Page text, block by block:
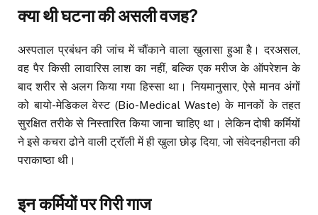
क्या थी घटना की असली वजह?
अस्पताल प्रबंधन की जांच में चौंकाने वाला खुलासा हुआ है। दरअसल,
वह पैर किसी लावारिस लाश का नहीं, बल्कि एक मरीज के ऑपरेशन के
बाद शरीर से अलग किया गया हिस्सा था। नियमानुसार, ऐसे मानव अंगों
को बायो-मेडिकल वेस्ट (Bio-Medical Waste) के मानकों के तहत
सुरक्षित तरीके से निस्तारित किया जाना चाहिए था। लेकिन दोषी कर्मियों
ने इसे कचरा ढोने वाली ट्रॉली में ही खुला छोड़ दिया, जो संवेदनहीनता की
पराकाष्ठा थी।
इन कर्मियों पर गिरी गाज